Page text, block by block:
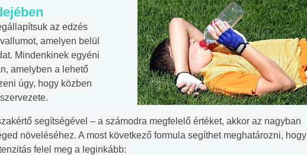
az edzés
amelyen belül
Mindenkinek egyéni
amelyben a lehető
úgy, hogy közben
segítségével – a számodra megfelelő értéket, akkor az nagyban
növeléséhez. A most következő formula segíthet meghatározni, hogy
felel meg a leginkább: